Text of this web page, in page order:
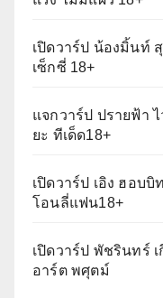
เปิดวาร์ป น้องมิ้นท์
เซ็กซี่ 18+
แจกวาร์ป ปรายฟ้า
ยะ ทีเด็ด18+
เปิดวาร์ป เอิง ฮอบ
โอนลี่แฟน18+
เปิดวาร์ป พัชรินทร์
อาร์ต พศุตม์